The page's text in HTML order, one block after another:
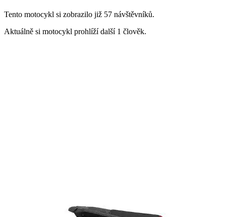
Tento motocykl si zobrazilo již 57 návštěvníků.
Aktuálně si motocykl prohlíží další 1 člověk.